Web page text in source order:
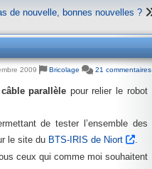
de nouvelle, bonnes nouvelles ?
2009 Bricolage 21 commentaires
parallèle pour relier le robot
de tester l’ensemble des
le site du BTS-IRIS de Niort
.
ceux qui comme moi souhaitent